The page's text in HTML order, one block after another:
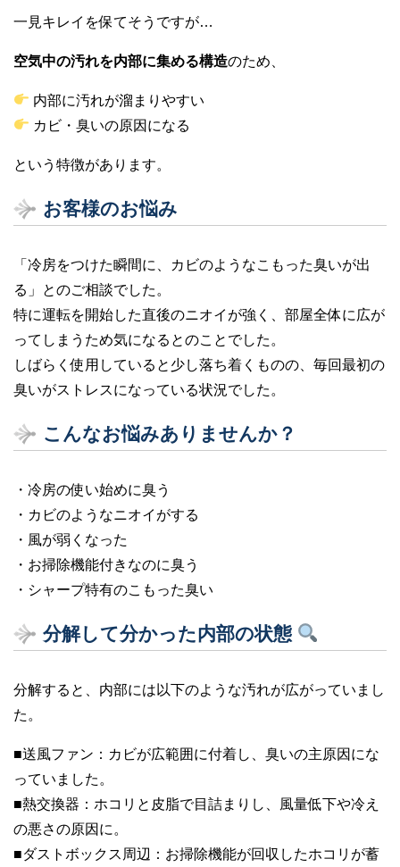
一見キレイを保てそうですが…
空気中の汚れを内部に集める構造のため、
内部に汚れが溜まりやすい
カビ・臭いの原因になる
という特徴があります。
お客様のお悩み
「冷房をつけた瞬間に、カビのようなこもった臭いが出
る」とのご相談でした。
特に運転を開始した直後のニオイが強く、部屋全体に広が
ってしまうため気になるとのことでした。
しばらく使用していると少し落ち着くものの、毎回最初の
臭いがストレスになっている状況でした。
こんなお悩みありませんか？
・冷房の使い始めに臭う
・カビのようなニオイがする
・風が弱くなった
・お掃除機能付きなのに臭う
・シャープ特有のこもった臭い
分解して分かった内部の状態
分解すると、内部には以下のような汚れが広がっていまし
た。
■送風ファン：カビが広範囲に付着し、臭いの主原因にな
っていました。
■熱交換器：ホコリと皮脂で目詰まりし、風量低下や冷え
の悪さの原因に。
■ダストボックス周辺：お掃除機能が回収したホコリが蓄